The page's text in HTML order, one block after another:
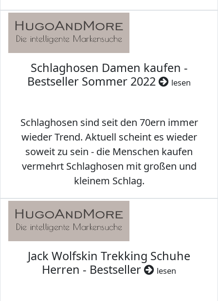
Schlaghosen Damen kaufen -
Bestseller Sommer 2022
lesen
Schlaghosen sind seit den 70ern immer
wieder Trend. Aktuell scheint es wieder
soweit zu sein - die Menschen kaufen
vermehrt Schlaghosen mit großen und
kleinem Schlag.
Jack Wolfskin Trekking Schuhe
Herren - Bestseller
lesen